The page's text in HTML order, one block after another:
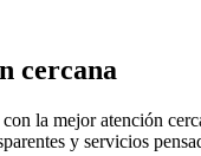
cercana
la mejor atención
y servicios